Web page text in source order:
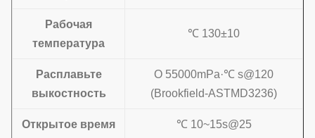
Рабочая
температура
℃ 130±10
Расплавьте
выкостность
О 55000mPa·℃ s@120
(Brookfield-ASTMD3236)
Открытое время ℃ 10~15s@25